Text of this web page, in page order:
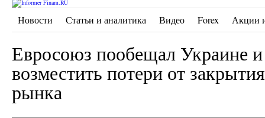
Новости Статьи и аналитика Видео Forex Акции
Евросоюз пообещал Украине
возместить потери от
рынка